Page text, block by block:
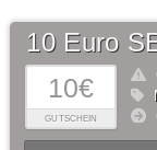
10€
GUTSCHEIN
10 Euro